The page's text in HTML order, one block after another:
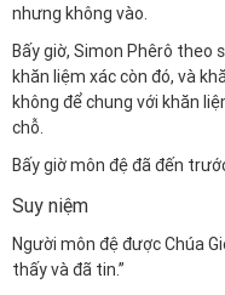
nhưng không vào.
Bấy giờ, Simon Phêrô theo
khăn liệm xác còn đó, và
không để chung với khăn
chỗ.
Bấy giờ môn đệ đã đến
Suy niệm
Người môn đệ được Chúa
thấy và đã tin.”